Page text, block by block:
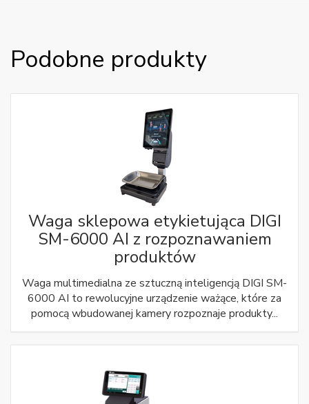
Podobne produkty
Waga sklepowa etykietująca DIGI
SM-6000 AI z rozpoznawaniem
produktów
Waga multimedialna ze sztuczną inteligencją DIGI SM-
6000 AI to rewolucyjne urządzenie ważące, które za
pomocą wbudowanej kamery rozpoznaje produkty...